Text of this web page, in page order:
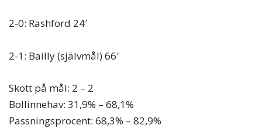
2-0: Rashford 24′
2-1: Bailly (självmål) 66′
Skott på mål: 2 – 2
Bollinnehav: 31,9% – 68,1%
Passningsprocent: 68,3% – 82,9%